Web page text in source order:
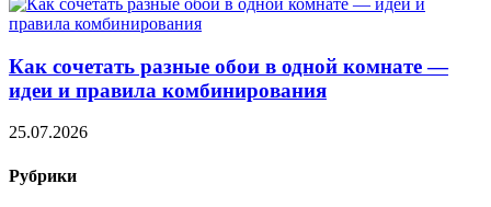
Как сочетать разные обои в одной комнате —
идеи и правила комбинирования
25.07.2026
Рубрики